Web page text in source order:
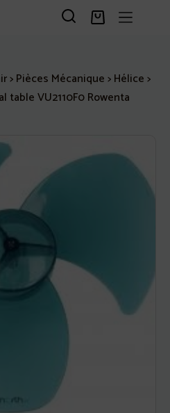
Panier
>Pièces Mécanique>Hélice>
VU2110F0 Rowenta